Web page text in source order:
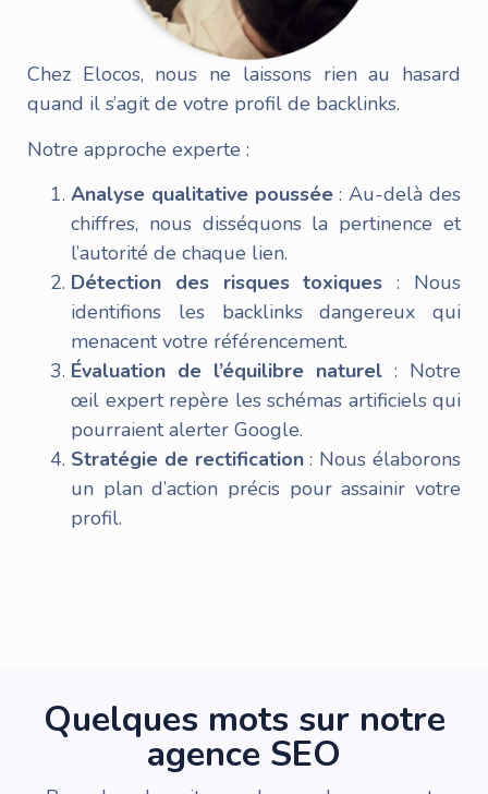
Chez Elocos, nous ne laissons rien au hasard
quand il s’agit de votre profil de backlinks.
Notre approche experte :
Analyse qualitative poussée: Au-delà des
chiffres, nous disséquons la pertinence et
l’autorité de chaque lien.
Détection des risques toxiques : Nous
identifions les backlinks dangereux qui
menacent votre référencement.
Évaluation de l’équilibre naturel : Notre
œil expert repère les schémas artificiels qui
pourraient alerter Google.
Stratégie de rectification: Nous élaborons
un plan d’action précis pour assainir votre
profil.
Quelques mots sur notre
agence SEO